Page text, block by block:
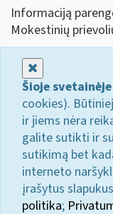
Informaciją
Mokestinių
Šioje
cookies).
ir jiems nėra
galite sutikti ir
sutikimą bet
interneto
įrašytus
politika;